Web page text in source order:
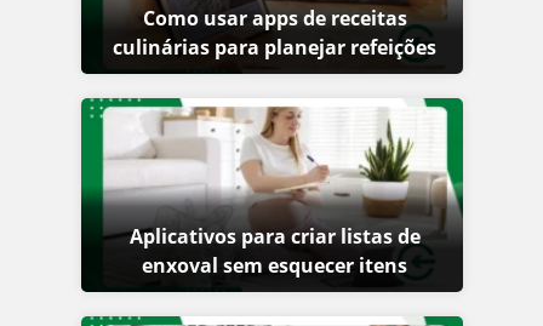
Como usar apps de receitas
culinárias para planejar refeições
Aplicativos para criar listas de
enxoval sem esquecer itens